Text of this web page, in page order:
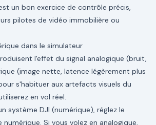
un bon exercice de contrôle précis,
pilotes de vidéo immobilière ou
dans le simulateur
l'effet du signal analogique (bruit,
(image nette, latence légèrement plus
s'habituer aux artefacts visuels du
en vol réel.
système DJI (numérique), réglez le
Si vous volez en analogique,